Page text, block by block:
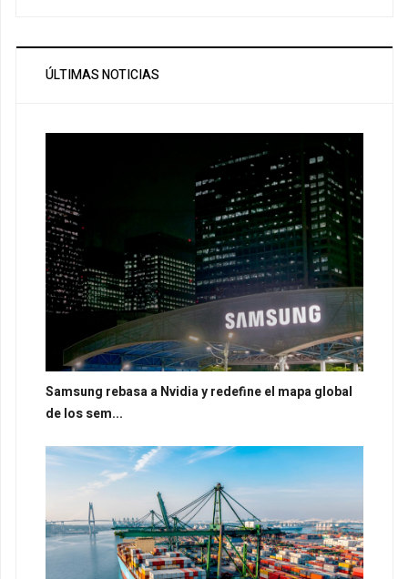
ÚLTIMAS NOTICIAS
Samsung rebasa a Nvidia y redefine el mapa global
de los sem...